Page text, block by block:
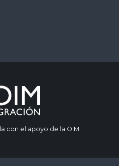
con el apoyo de la OIM